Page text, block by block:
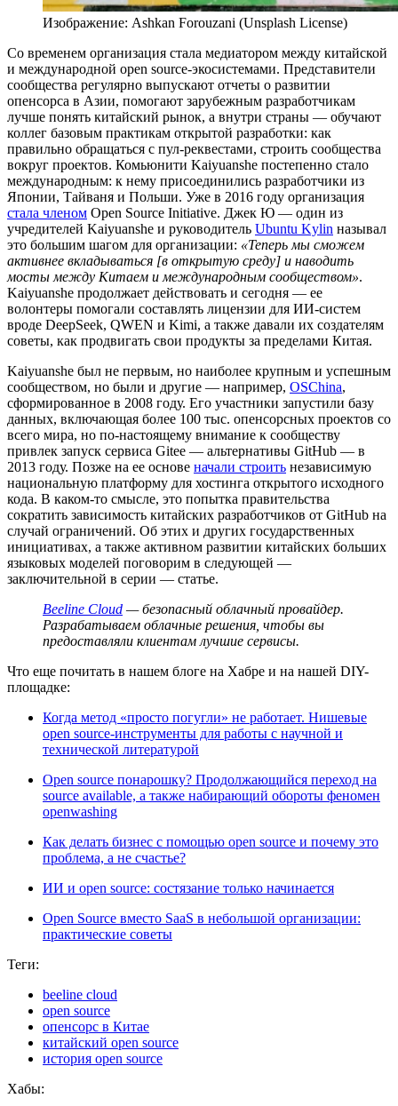
Изображение: Ashkan Forouzani (Unsplash License)
Со временем организация стала медиатором между китайской
и международной open source-экосистемами. Представители
сообщества регулярно выпускают отчеты о развитии
опенсорса в Азии, помогают зарубежным разработчикам
лучше понять китайский рынок, а внутри страны — обучают
коллег базовым практикам открытой разработки: как
правильно обращаться с пул-реквестами, строить сообщества
вокруг проектов. Комьюнити Kaiyuanshe постепенно стало
международным: к нему присоединились разработчики из
Японии, Тайваня и Польши. Уже в 2016 году организация
стала членом Open Source Initiative. Джек Ю — один из
учредителей Kaiyuanshe и руководитель Ubuntu Kylin называл
это большим шагом для организации: «Теперь мы сможем
активнее вкладываться [в открытую среду] и наводить
мосты между Китаем и международным сообществом».
Kaiyuanshe продолжает действовать и сегодня — ее
волонтеры помогали составлять лицензии для ИИ-систем
вроде DeepSeek, QWEN и Kimi, а также давали их создателям
советы, как продвигать свои продукты за пределами Китая.
Kaiyuanshe был не первым, но наиболее крупным и успешным
сообществом, но были и другие — например, OSChina,
сформированное в 2008 году. Его участники запустили базу
данных, включающая более 100 тыс. опенсорсных проектов со
всего мира, но по-настоящему внимание к сообществу
привлек запуск сервиса Gitee — альтернативы GitHub — в
2013 году. Позже на ее основе начали строить независимую
национальную платформу для хостинга открытого исходного
кода. В каком-то смысле, это попытка правительства
сократить зависимость китайских разработчиков от GitHub на
случай ограничений. Об этих и других государственных
инициативах, а также активном развитии китайских больших
языковых моделей поговорим в следующей —
заключительной в серии — статье.
Beeline Cloud — безопасный облачный провайдер.
Разрабатываем облачные решения, чтобы вы
предоставляли клиентам лучшие сервисы.
Что еще почитать в нашем блоге на Хабре и на нашей DIY-
площадке:
Когда метод «просто погугли» не работает. Нишевые
open source-инструменты для работы с научной и
технической литературой
Open source понарошку? Продолжающийся переход на
source available, а также набирающий обороты феномен
openwashing
Как делать бизнес с помощью open source и почему это
проблема, а не счастье?
ИИ и open source: состязание только начинается
Open Source вместо SaaS в небольшой организации:
практические советы
Теги:
beeline cloud
open source
опенсорс в Китае
китайский open source
история open source
Хабы: